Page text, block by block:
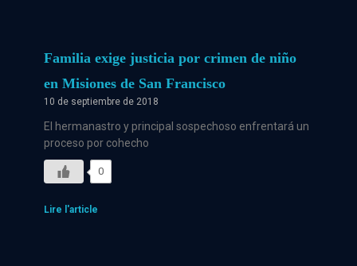
Familia exige justicia por crimen de niño
en Misiones de San Francisco
10 de septiembre de 2018
El hermanastro y principal sospechoso enfrentará un
proceso por cohecho
0
Lire l'article